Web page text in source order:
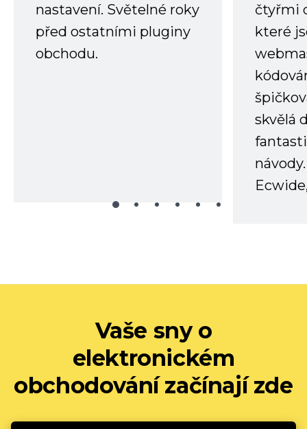
nastavení. Světelné roky
před ostatními pluginy
obchodu.
čtyřmi
které
skvělá
Vaše sny o
elektronickém
obchodování začínají zde